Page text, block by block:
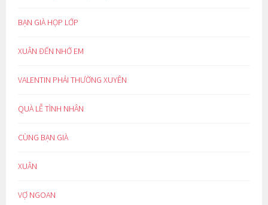
BẠN GIÀ HỌP LỚP
XUÂN ĐẾN NHỚ EM
VALENTIN PHẢI THƯỜNG XUYÊN
QUÀ LỄ TÌNH NHÂN
CÙNG BẠN GIÀ
XUÂN
VỢ NGOAN